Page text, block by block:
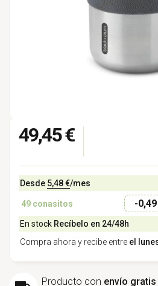
49,45 €
Desde 5,48 €/mes
49 conasitos -
En stock Recíbelo en 24/48h
Compra ahora y recibe entre el
Producto con envío gratis